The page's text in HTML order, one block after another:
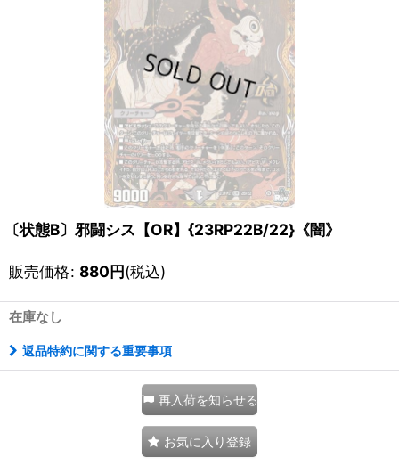
〔状態B〕邪闘シス【OR】{23RP22B/22}《闇》
販売価格: 880円(税込)
在庫なし
返品特約に関する重要事項
再入荷を知らせる
お気に入り登録